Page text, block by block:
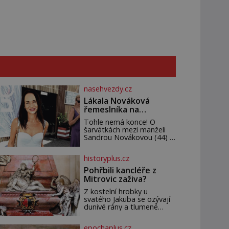
nasehvezdy.cz
Lákala Nováková
řemeslníka na
polonahé tělo!
Tohle nemá konce! O
šarvátkách mezi manželi
Sandrou Novákovou (44) a
Ale kdo by doufal, že horká
zem u herečky ze seriálu
Ulice a režiséra vychladne,
historyplus.cz
Pohřbili kancléře z
Mitrovic zaživa?
Z kostelní hrobky u
svatého Jakuba se ozývají
dunivé rány a tlumené